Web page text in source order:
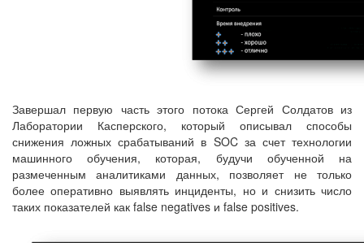
Завершал первую часть этого потока Сергей Солдатов из
Лаборатории Касперского, который описывал способы
снижения ложных срабатываний в SOC за счет технологии
машинного обучения, которая, будучи обученной на
размеченным аналитиками данных, позволяет не только
более оперативно выявлять инциденты, но и снизить число
таких показателей как false negatives и false positives.